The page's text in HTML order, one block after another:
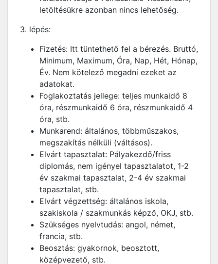
letöltésükre azonban nincs lehetőség.
3. lépés:
Fizetés: Itt tüntethető fel a bérezés. Bruttó,
Minimum, Maximum, Óra, Nap, Hét, Hónap,
Év. Nem kötelező megadni ezeket az
adatokat.
Foglakoztatás jellege: teljes munkaidő 8
óra, részmunkaidő 6 óra, részmunkaidő 4
óra, stb.
Munkarend: általános, többműszakos,
megszakítás nélküli (váltásos).
Elvárt tapasztalat: Pályakezdő/friss
diplomás, nem igényel tapasztalatot, 1-2
év szakmai tapasztalat, 2-4 év szakmai
tapasztalat, stb.
Elvárt végzettség: általános iskola,
szakiskola / szakmunkás képző, OKJ, stb.
Szükséges nyelvtudás: angol, német,
francia, stb.
Beosztás: gyakornok, beosztott,
középvezető, stb.